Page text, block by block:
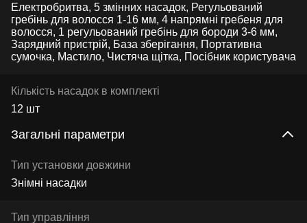
Електробритва, 5 змінних насадок, Регульований
гребінь для волосся 1-16 мм, 4 напрямні гребеня для
волосся, 1 регульований гребінь для бороди 3-6 мм,
Зарядний пристрій, База зберігання, Портативна
сумочка, Мастило, Чистяча щітка, Посібник користувача
Кількість насадок в комплекті
12 шт
Загальні параметри
Тип установки довжини
Знімні насадки
Тип управління